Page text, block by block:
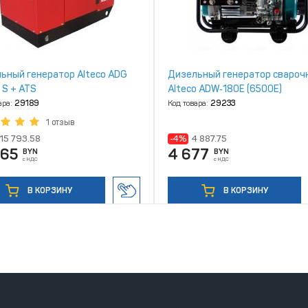
генератор Alteco ADG
+ ATS
29189
1 отзыв
15 793.58
BYN
с НДС
В КОРЗИНУ
Дизельный генератор
Alteco ADW‑180E (6500Е)
Код товара: 29233
-4% 4 887.75
4 677 BYN
с НДС
В КОРЗИНУ